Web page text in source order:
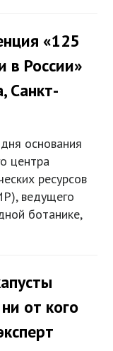
«125
в России»
Санкт-
основания
центра
ресурсов
ведущего
ботанике,
от кого